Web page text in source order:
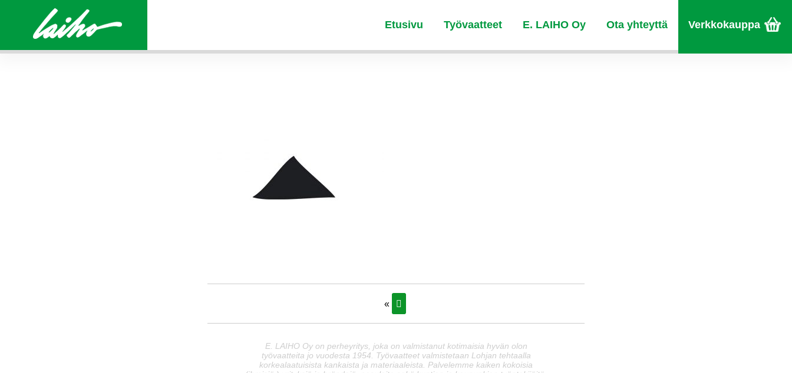
Etusivu Työvaatteet E. LAIHO Oy Ota yhteyttä Verkkokauppa
«
E. LAIHO Oy on perheyritys, joka on valmistanut kotimaisia hyvän olon
työvaatteita jo vuodesta 1954. Työvaatteet valmistetaan Lohjan tehtaalla
korkealaatuisista kankaista ja materiaaleista. Palvelemme kaiken kokoisia